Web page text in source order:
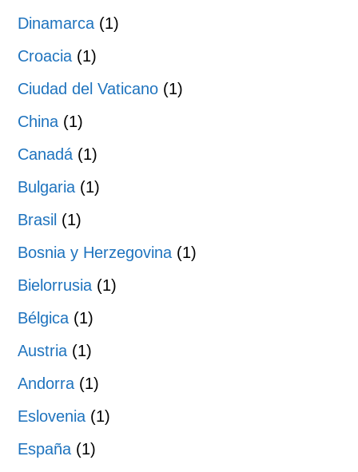
Dinamarca (1)
Croacia (1)
Ciudad del Vaticano (1)
China (1)
Canadá (1)
Bulgaria (1)
Brasil (1)
Bosnia y Herzegovina (1)
Bielorrusia (1)
Bélgica (1)
Austria (1)
Andorra (1)
Eslovenia (1)
España (1)